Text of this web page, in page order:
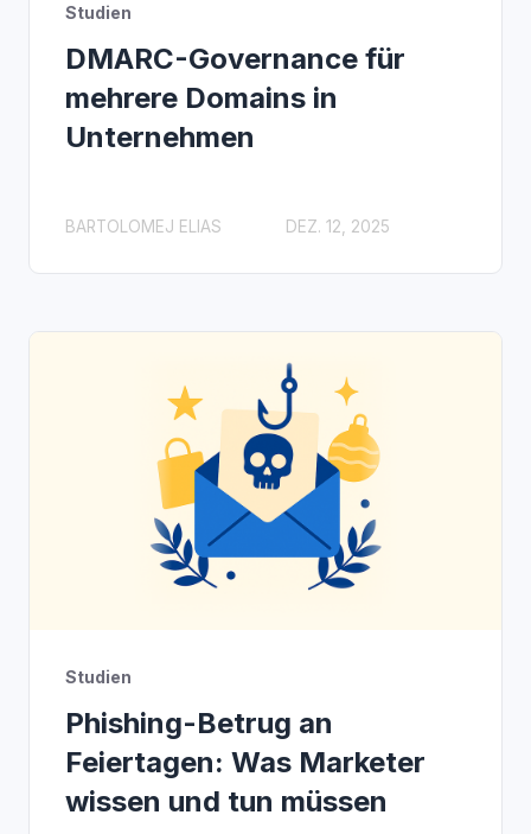
Studien
DMARC-Governance für
mehrere Domains in
Unternehmen
BARTOLOMEJ ELIAS DEZ. 12, 2025
Studien
Phishing-Betrug an
Feiertagen: Was Marketer
wissen und tun müssen